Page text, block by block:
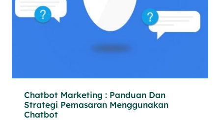
Chatbot Marketing : Panduan Dan
Strategi Pemasaran Menggunakan
Chatbot